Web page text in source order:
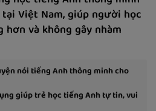
Việt Nam, giúp người học
và không gây nhàm
nói tiếng Anh thông minh cho
giúp trẻ học tiếng Anh tự tin, vui